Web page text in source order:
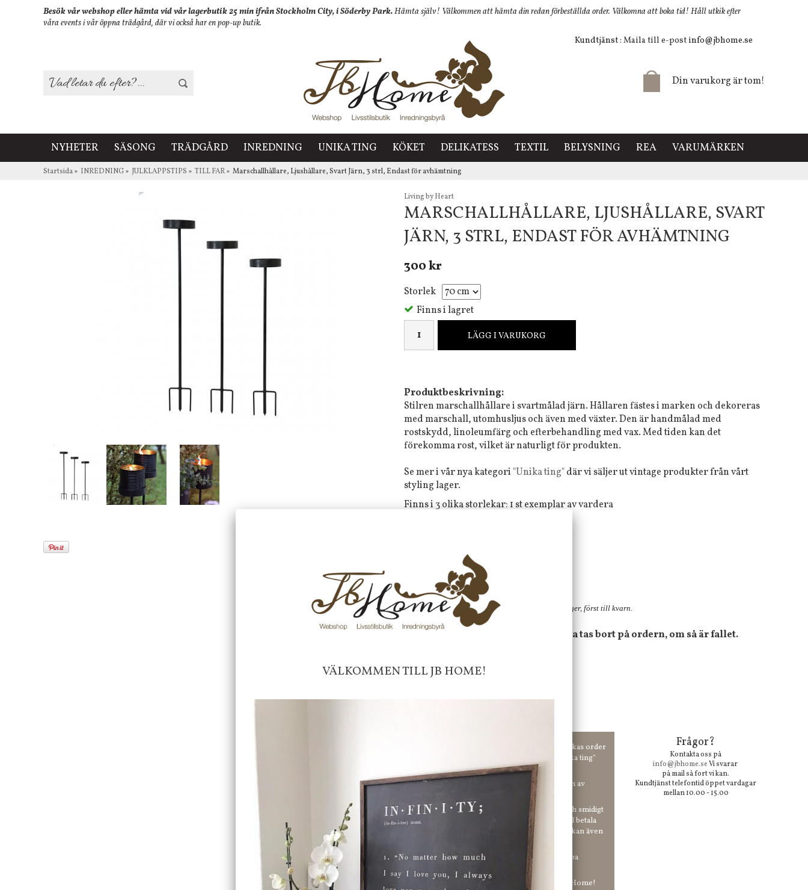
Besök vår webshop eller hämta vid vår lagerbutik 25 min ifrån Stockholm City, i Söderby Park.Hämta själv! Välkommen att hämta din redan förbeställda order. Välkomna att boka tid! Håll utkik efter
våra events i vår öppna trädgård, där vi också har en pop-up butik.
Kundtjänst: Maila till e-post info@jbhome.se
Din varukorg är tom!
NYHETER SÄSONG TRÄDGÅRD INREDNING UNIKA TING KÖKET DELIKATESS TEXTIL BELYSNING REA VARUMÄRKEN
Startsida» INREDNING» JULKLAPPSTIPS » TILL FAR» Marschallhållare, Ljushållare, Svart Järn, 3 strl, Endast för avhämtning
Living by Heart
MARSCHALLHÅLLARE, LJUSHÅLLARE, SVART
JÄRN, 3 STRL, ENDAST FÖR AVHÄMTNING
300 kr
Storlek
Finns i lagret
LÄGG I VARUKORG
Produktbeskrivning:
Stilren marschallhållare i svartmålad järn. Hållaren fästes i marken och dekoreras
med marschall, utomhusljus och även med växter. Den är handmålad med
rostskydd, linoleumfärg och efterbehandling med vax. Med tiden kan det
förekomma rost, vilket är naturligt för produkten.
Se mer i vår nya kategori"Unika ting"där vi säljer ut vintage produkter från vårt
styling lager.
Finns i 3 olika storlekar: 1 st exemplar av vardera
Endast för avhämtning i vår lagerbutik.
ORDINARIE PRIS: Från 675 - 785 KR
Vi har plockat fram unika ting i från vårt stylinglager, först till kvarn.
Inga rabattkoder får användas, dessa tas bort på ordern, om så är fallet.
Frakt 99 kr, handlar du över 2000 kr skickas order
fraktfritt. 100 kr - 400 kr i frakt för våra "unika ting"
produkter som skickas.
10 % rabatt på din första order vid anmälan av
Faktura 0 kr. Hos oss betalar du enkelt och smidigt
med KLARNA CHECKOUT. Välj själv hur du vill betala
mellan alla Klarnas betalningstjänster. Och du kan även
Nöjda kunder och strävar efter att ha snabba
leveranser!
-ligt Tack för att just Du tittar in hos Jb Home!
Frågor?
Kontakta oss på
info@jbhome.seVi svarar
på mail så fort vi kan.
Kundtjänst telefontid öppet vardagar
mellan 10.00 - 15.00
VÄLKOMMEN TILL JB HOME!